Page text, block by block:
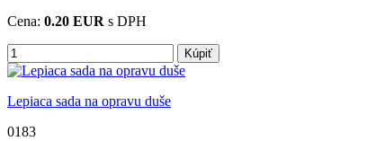
Cena: 0.20 EUR s DPH
Kúpiť
Lepiaca sada na opravu duše
0183